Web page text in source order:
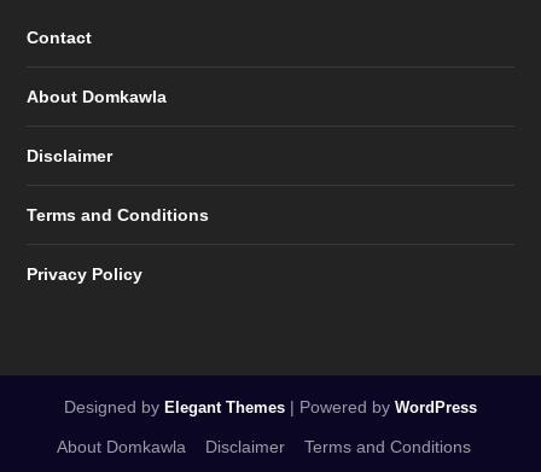
Contact
About Domkawla
Disclaimer
Terms and Conditions
Privacy Policy
Designed by Elegant Themes | Powered by WordPress
About Domkawla Disclaimer Terms and Conditions